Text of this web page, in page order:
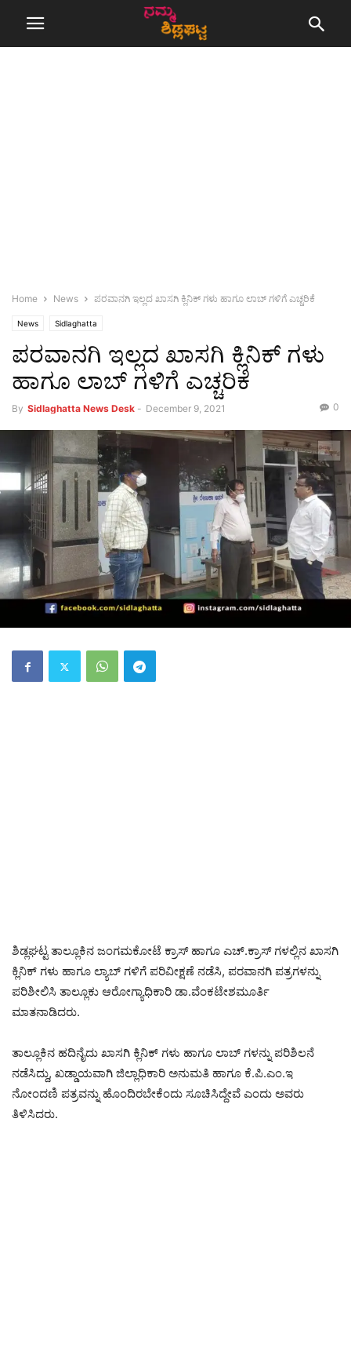
Home News ಪರವಾನಗಿ ಇಲ್ಲದ ಖಾಸಗಿ ಕ್ಲಿನಿಕ್ ಗಳು ಹಾಗೂ ಲಾಬ್ ಗಳಿಗೆ ಎಚ್ಚರಿಕೆ
News Sidlaghatta
ಪರವಾನಗಿ ಇಲ್ಲದ ಖಾಸಗಿ ಕ್ಲಿನಿಕ್ ಗಳು
ಹಾಗೂ ಲಾಬ್ ಗಳಿಗೆ ಎಚ್ಚರಿಕೆ
By Sidlaghatta News Desk - December 9, 2021 0
ಶಿಡ್ಲಘಟ್ಟ ತಾಲ್ಲೂಕಿನ ಜಂಗಮಕೋಟೆ ಕ್ರಾಸ್ ಹಾಗೂ ಎಚ್.ಕ್ರಾಸ್ ಗಳಲ್ಲಿನ ಖಾಸಗಿ
ಕ್ಲಿನಿಕ್ ಗಳು ಹಾಗೂ ಲ್ಯಾಬ್ ಗಳಿಗೆ ಪರಿವೀಕ್ಷಣೆ ನಡೆಸಿ, ಪರವಾನಗಿ ಪತ್ರಗಳನ್ನು
ಪರಿಶೀಲಿಸಿ ತಾಲ್ಲೂಕು ಆರೋಗ್ಯಾಧಿಕಾರಿ ಡಾ.ವೆಂಕಟೇಶಮೂರ್ತಿ
ಮಾತನಾಡಿದರು.
ತಾಲ್ಲೂಕಿನ ಹದಿನೈದು ಖಾಸಗಿ ಕ್ಲಿನಿಕ್ ಗಳು ಹಾಗೂ ಲಾಬ್ ಗಳನ್ನು ಪರಿಶಿಲನೆ
ನಡೆಸಿದ್ದು, ಖಡ್ಡಾಯವಾಗಿ ಜಿಲ್ಲಾಧಿಕಾರಿ ಅನುಮತಿ ಹಾಗೂ ಕೆ.ಪಿ.ಎಂ.ಇ
ನೋಂದಣಿ ಪತ್ರವನ್ನು ಹೊಂದಿರಬೇಕೆಂದು ಸೂಚಿಸಿದ್ದೇವೆ ಎಂದು ಅವರು
ತಿಳಿಸಿದರು.